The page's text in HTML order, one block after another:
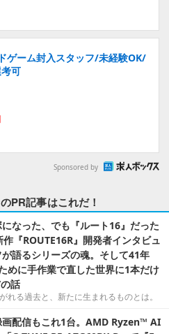
ゲーム封入スタッフ/未経験OK/
可
Sponsored by
PR記事はこれだ！
なった、でも『ルート16』だった
『ROUTE16R』開発者インタビュ
語るシリーズの魂。そして41年
めに手作業で直した世界に1本だけ
話
れる過去と、新たに生まれるものとは。
画配信もこれ1台。AMD Ryzen™ AI